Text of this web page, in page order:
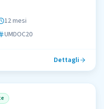
12 mesi
UMDOC20
Dettagli